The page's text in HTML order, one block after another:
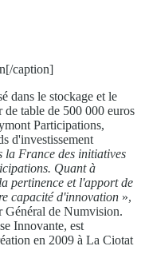
caption]
dans le stockage et le
table de 500 000 euros
Participations,
d'investissement
la France des initiatives
Quant à
pertinence et l'apport de
capacité d'innovation »,
Général de Numvision.
Innovante, est
en 2009 à La Ciotat